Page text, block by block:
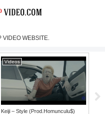
VIDEO WEBSITE.
Videos
Keiji – Style (Prod.Homunculu$)